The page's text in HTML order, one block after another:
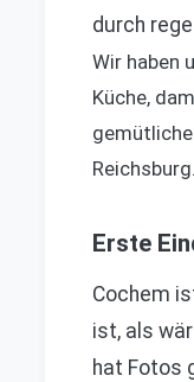
durch
Wir haben
Küche,
Erste
Cochem
ist, als
hat Fotos